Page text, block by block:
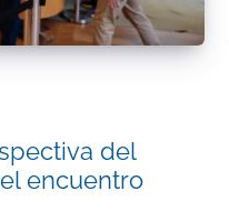
del
encuentro